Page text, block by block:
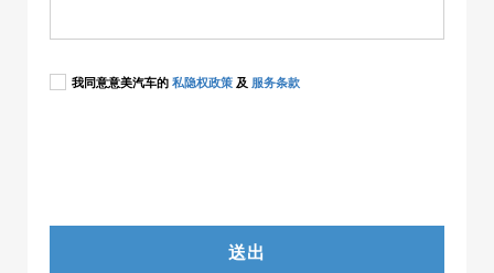
我同意意美汽车的 私隐权政策 及 服务条款
送出